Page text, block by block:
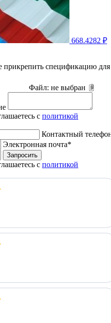
668.4282 ₽
прикрепить спецификацию для
Файл: не выбран
с политикой
Контактный
Электронная почта*
Запросить
с политикой